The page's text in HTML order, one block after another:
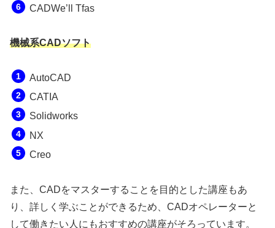
CADWe’ll Tfas
機械系CADソフト
AutoCAD
CATIA
Solidworks
NX
Creo
また、CADをマスターすることを目的とした講座もあ
り、詳しく学ぶことができるため、CADオペレーターと
して働きたい人にもおすすめの講座がそろっています。